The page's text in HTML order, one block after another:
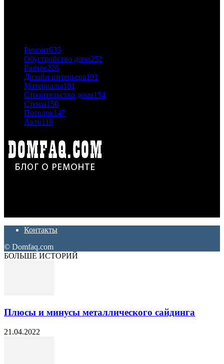
Ремонт635
Обустройство дома252
Разное226
Дизайн интерьера191
Материалы181
Строительство дома154
Стены150
Потолок147
Авто118
Контакты
© Domfaq.com
БОЛЬШЕ ИСТОРИЙ
Плюсы и минусы металлического сайдинга
21.04.2022